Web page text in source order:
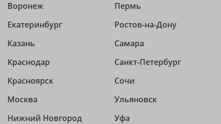
Воронеж
Екатеринбург
Казань
Краснодар
Красноярск
Москва
Нижний Новгород
Пермь
Ростов-на-Дону
Самара
Санкт-Петербург
Сочи
Ульяновск
Уфа